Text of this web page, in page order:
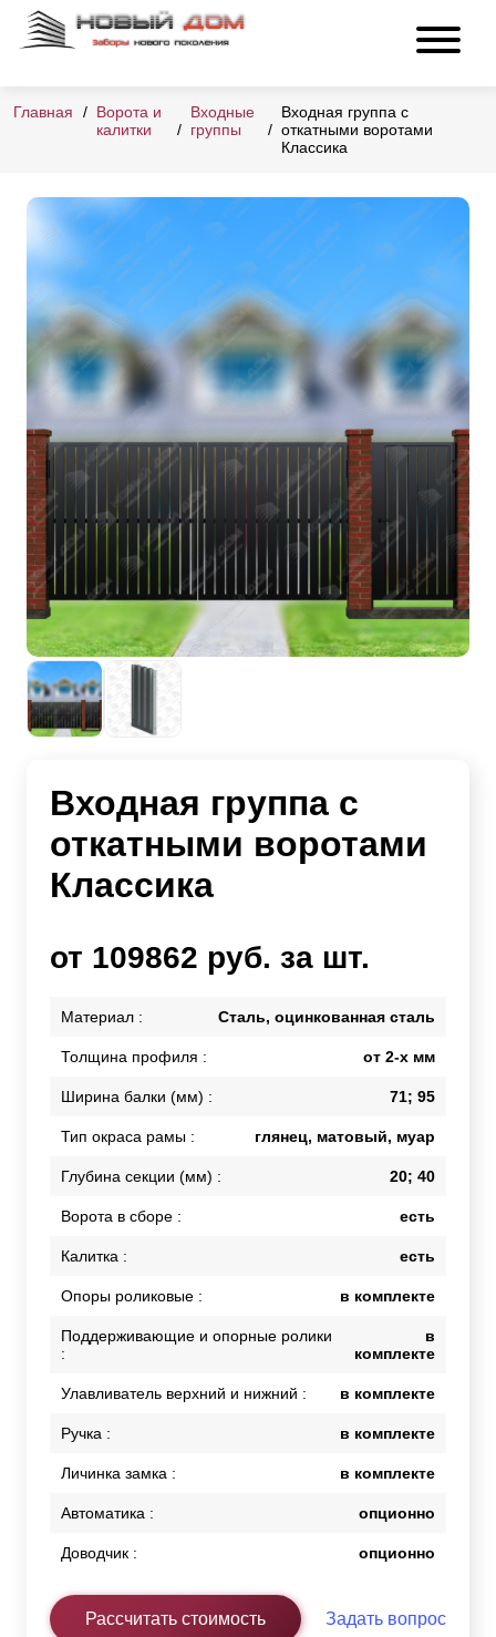
Главная
Ворота и
калитки
Входные
группы
Входная группа с
откатными воротами
Классика
Входная группа с
откатными воротами
Классика
от 109862 руб. за шт.
Материал : Сталь, оцинкованная сталь
Толщина профиля : от 2-х мм
Ширина балки (мм) : 71; 95
Тип окраса рамы : глянец, матовый, муар
Глубина секции (мм) : 20; 40
Ворота в сборе : есть
Калитка : есть
Опоры роликовые : в комплекте
Поддерживающие и опорные ролики
:
в
комплекте
Улавливатель верхний и нижний : в комплекте
Ручка : в комплекте
Личинка замка : в комплекте
Автоматика : опционно
Доводчик : опционно
Рассчитать стоимость Задать вопрос